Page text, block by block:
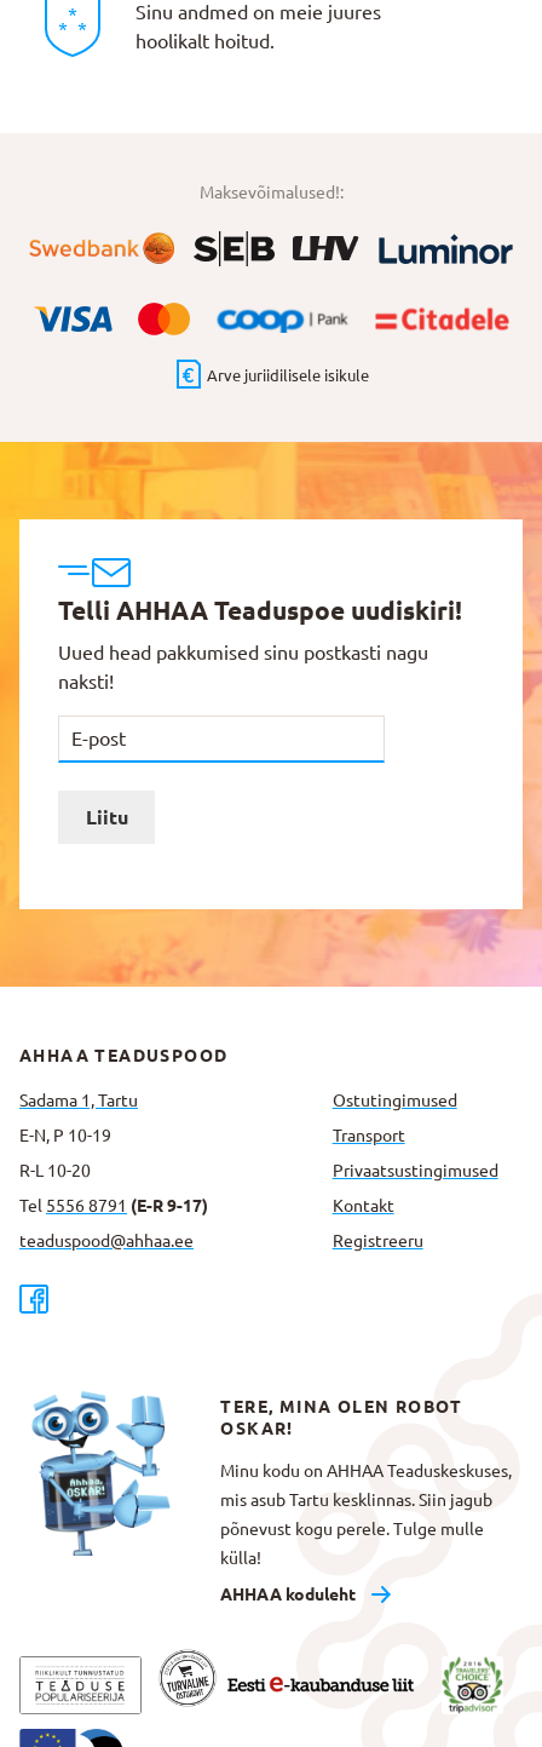
Sinu andmed on meie juures
hoolikalt hoitud.
Maksevõimalused!:
Arve juriidilisele isikule
Telli AHHAA Teaduspoe uudiskiri!
Uued head pakkumised sinu postkasti nagu
naksti!
Liitu
AHHAA TEADUSPOOD
Sadama 1, Tartu
E-N, P 10-19
R-L 10-20
Tel 5556 8791 (E-R 9-17)
teaduspood@ahhaa.ee
Ostutingimused
Transport
Privaatsus­tingimused
Kontakt
Registreeru
TERE, MINA OLEN ROBOT
OSKAR!
Minu kodu on AHHAA Teaduskeskuses,
mis asub Tartu kesklinnas. Siin jagub
põnevust kogu perele. Tulge mulle
külla!
AHHAA koduleht